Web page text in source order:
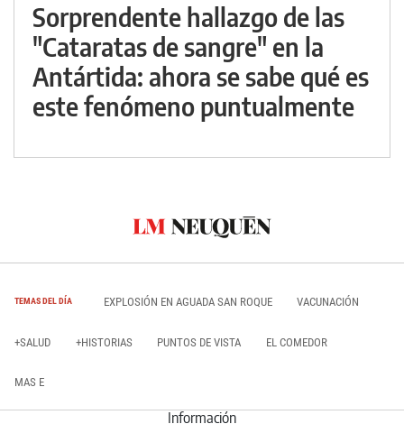
Sorprendente hallazgo de las
"Cataratas de sangre" en la
Antártida: ahora se sabe qué es
este fenómeno puntualmente
TEMAS DEL DÍA EXPLOSIÓN EN AGUADA SAN ROQUE VACUNACIÓN
+SALUD +HISTORIAS PUNTOS DE VISTA EL COMEDOR
MAS E
Información